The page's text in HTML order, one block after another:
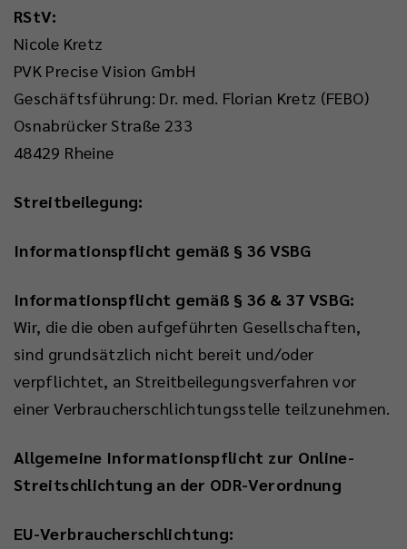
RStV:
Nicole Kretz
PVK Precise Vision GmbH
Geschäftsführung: Dr. med. Florian Kretz (FEBO)
Osnabrücker Straße 233
48429 Rheine
Streitbeilegung:
Informationspflicht gemäß § 36 VSBG
Informationspflicht gemäß § 36 & 37 VSBG:
Wir, die die oben aufgeführten Gesellschaften,
sind grundsätzlich nicht bereit und/oder
verpflichtet, an Streitbeilegungsverfahren vor
einer Verbraucherschlichtungsstelle teilzunehmen.
Allgemeine Informationspflicht zur Online-
Streitschlichtung an der ODR-Verordnung
EU-Verbraucherschlichtung: